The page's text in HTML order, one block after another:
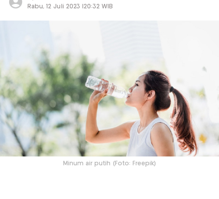
Rabu, 12 Juli 2023 |20:32 WIB
Minum air putih (Foto: Freepik)